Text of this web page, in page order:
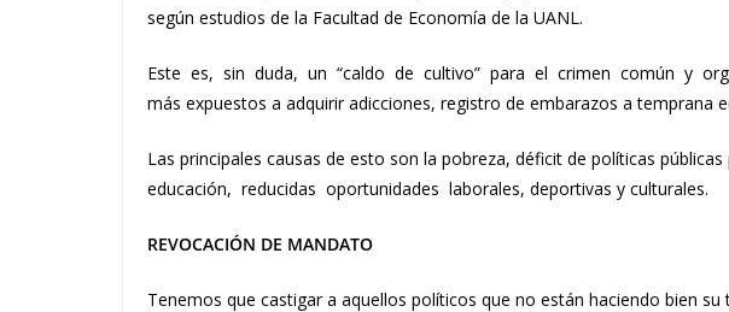
según estudios de la Facultad de Economía de la UANL.
Este es, sin duda, un “caldo de cultivo” para el crimen común y
más expuestos a adquirir adicciones, registro de embarazos a temprana
Las principales causas de esto son la pobreza, déficit de políticas
educación, reducidas oportunidades laborales, deportivas y culturales.
REVOCACIÓN DE MANDATO
Tenemos que castigar a aquellos políticos que no están haciendo bien